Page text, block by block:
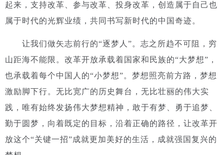
起来，支持改革、参与改革、投身改革，创造属于自己也
属于时代的光辉业绩，共同书写新时代的中国奇迹。
让我们做矢志前行的“逐梦人”。 志之所趋不可阻，穷
山距海不能限。改革开放承载着国家和民族的“大梦想”，
也承载着每个中国人的“小梦想”。梦想照亮前方路，梦想
激励脚下行。无比宽广的历史舞台，无比壮丽的伟大实
践，唯有始终发扬伟大梦想精神，敢于有梦、勇于追梦、
勤于圆梦，向着既定的目标，沿着正确的路径，让改革开
放这个“关键一招”成就更加美好的生活，成就强国复兴的